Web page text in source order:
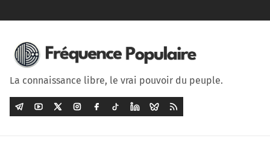
La connaissance libre, le vrai pouvoir du peuple.